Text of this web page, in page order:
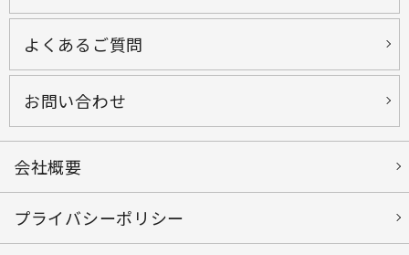
よくあるご質問
お問い合わせ
会社概要
プライバシーポリシー